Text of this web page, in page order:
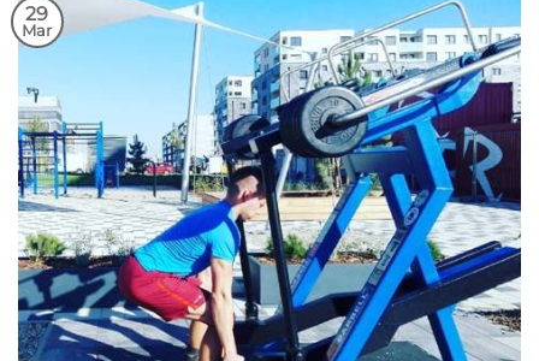
29
Mar